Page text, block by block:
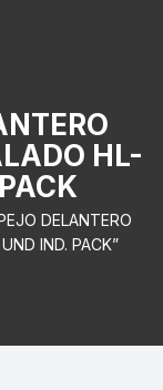
HL-
DELANTERO
IND. PACK”